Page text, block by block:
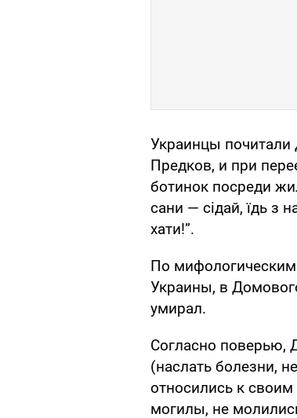
Украинцы почитали
Предков, и при
ботинок посреди
сани — сідай, їдь з
хати!”.
По
Украины, в
умирал.
Согласно поверью,
(наслать болезни,
относились к
могилы, не